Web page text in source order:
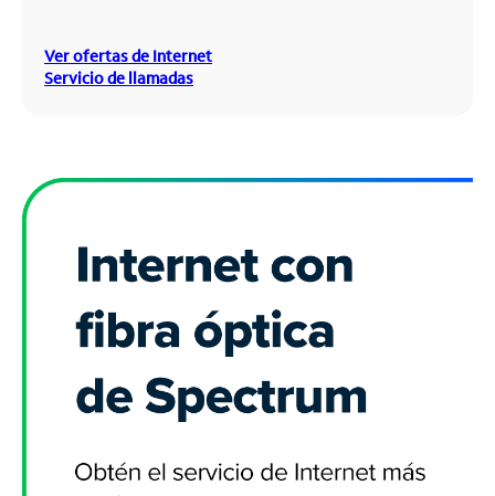
Ver ofertas de Internet
Servicio de llamadas